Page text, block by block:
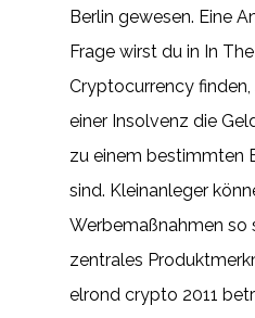
Berlin gewesen. Eine
Frage wirst du in In
Cryptocurrency
einer Insolvenz die
zu einem bestimmten
sind. Kleinanleger
Werbemaßnahmen so
zentrales
elrond crypto 2011